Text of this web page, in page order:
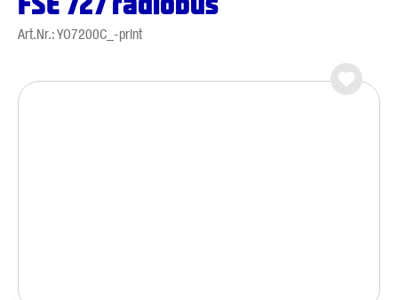
FSE 727 radiobus
Art.Nr.: YO7200C_-print
Bildergalerie überspringen